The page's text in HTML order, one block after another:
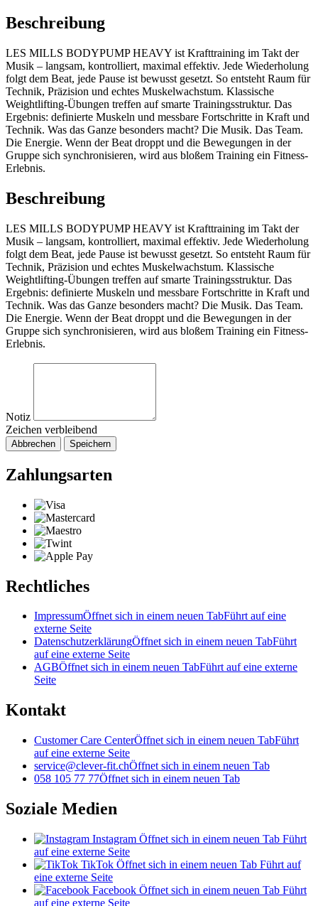
Beschreibung
LES MILLS BODYPUMP HEAVY ist Krafttraining im Takt der
Musik – langsam, kontrolliert, maximal effektiv. Jede Wiederholung
folgt dem Beat, jede Pause ist bewusst gesetzt. So entsteht Raum für
Technik, Präzision und echtes Muskelwachstum. Klassische
Weightlifting-Übungen treffen auf smarte Trainingsstruktur. Das
Ergebnis: definierte Muskeln und messbare Fortschritte in Kraft und
Technik. Was das Ganze besonders macht? Die Musik. Das Team.
Die Energie. Wenn der Beat droppt und die Bewegungen in der
Gruppe sich synchronisieren, wird aus bloßem Training ein Fitness-
Erlebnis.
Beschreibung
LES MILLS BODYPUMP HEAVY ist Krafttraining im Takt der
Musik – langsam, kontrolliert, maximal effektiv. Jede Wiederholung
folgt dem Beat, jede Pause ist bewusst gesetzt. So entsteht Raum für
Technik, Präzision und echtes Muskelwachstum. Klassische
Weightlifting-Übungen treffen auf smarte Trainingsstruktur. Das
Ergebnis: definierte Muskeln und messbare Fortschritte in Kraft und
Technik. Was das Ganze besonders macht? Die Musik. Das Team.
Die Energie. Wenn der Beat droppt und die Bewegungen in der
Gruppe sich synchronisieren, wird aus bloßem Training ein Fitness-
Erlebnis.
Notiz
Zeichen verbleibend
Abbrechen Speichern
Zahlungsarten
Rechtliches
ImpressumÖffnet sich in einem neuen TabFührt auf eine
externe Seite
DatenschutzerklärungÖffnet sich in einem neuen TabFührt
auf eine externe Seite
AGBÖffnet sich in einem neuen TabFührt auf eine externe
Seite
Kontakt
Customer Care CenterÖffnet sich in einem neuen TabFührt
auf eine externe Seite
service@clever-fit.chÖffnet sich in einem neuen Tab
058 105 77 77Öffnet sich in einem neuen Tab
Soziale Medien
Instagram Öffnet sich in einem neuen Tab Führt
auf eine externe Seite
TikTok Öffnet sich in einem neuen Tab Führt auf
eine externe Seite
Facebook Öffnet sich in einem neuen Tab Führt
auf eine externe Seite